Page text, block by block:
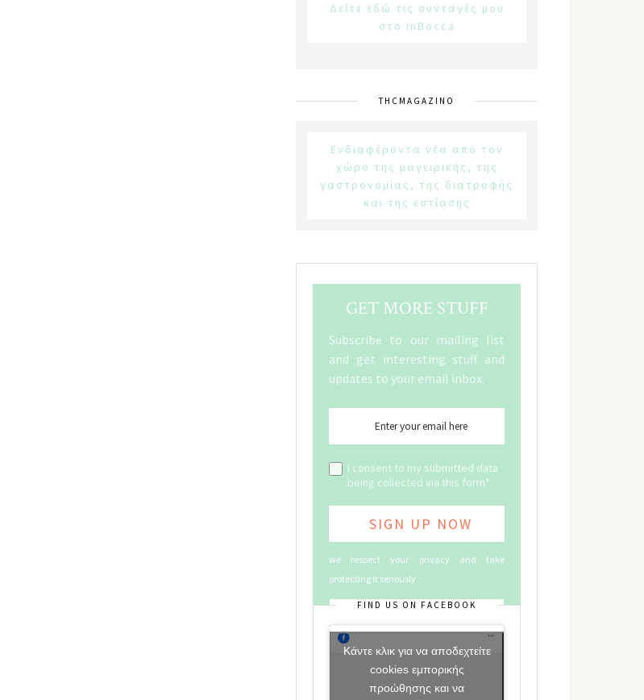
Δείτε εδώ τις συνταγές μου
στο inBocca
THCMAGAZINO
Ενδιαφέροντα νέα από τον
χώρο της μαγειρικής, της
γαστρονομίας, της διατροφής
και της εστίασης
GET MORE STUFF
Subscribe to our mailing list
and get interesting stuff and
updates to your email inbox.
I consent to my submitted data
being collected via this form*
we respect your privacy and take
protecting it seriously
FIND US ON FACEBOOK
Κάντε κλικ για να αποδεχτείτε
cookies εμπορικής
προώθησης και να